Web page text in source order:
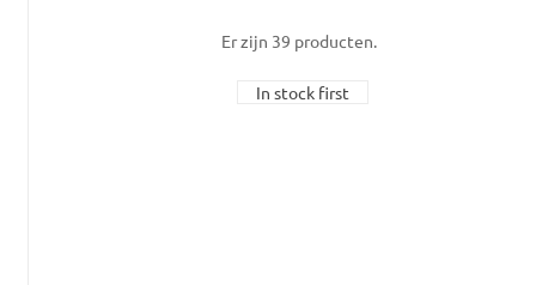
Er zijn 39 producten.
In stock first